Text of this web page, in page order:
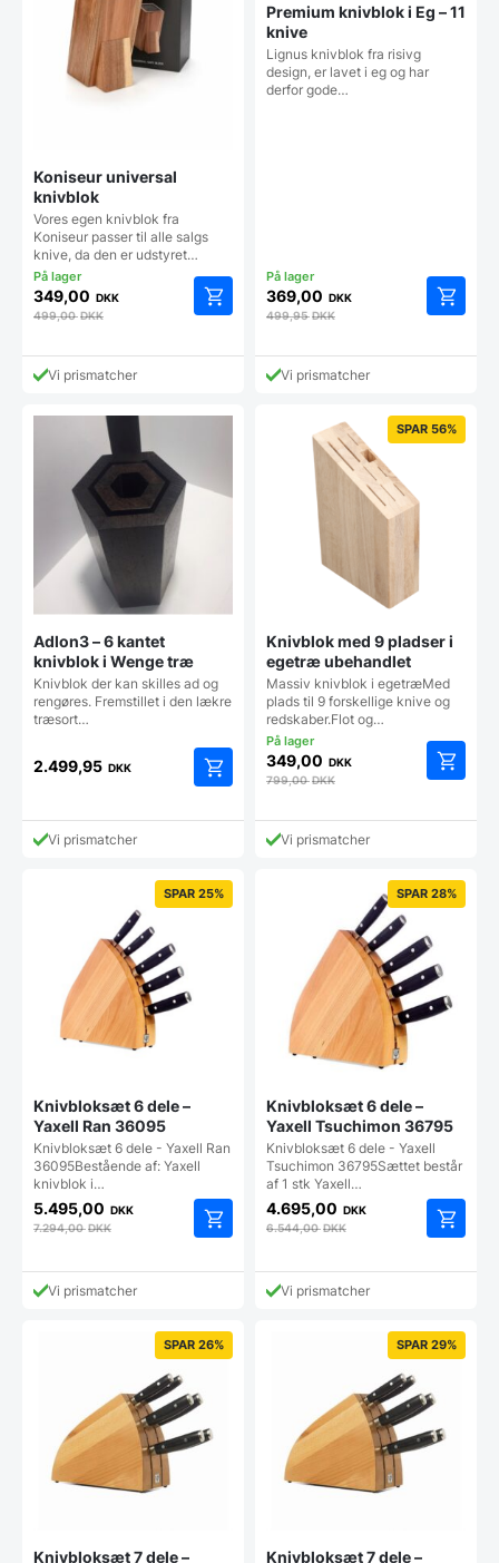
Koniseur universal
knivblok
Vores egen knivblok fra
Koniseur passer til alle salgs
knive, da den er udstyret…
349,00 DKK
499,00DKK
Vi prismatcher
Premium knivblok i Eg – 11
knive
Lignus knivblok fra risivg
design, er lavet i eg og har
derfor gode…
369,00 DKK
499,95DKK
Vi prismatcher
Adlon3 – 6 kantet
knivblok i Wenge træ
Knivblok der kan skilles ad og
rengøres. Fremstillet i den lækre
træsort…
2.499,95 DKK
Vi prismatcher
SPAR 56%
Knivblok med 9 pladser i
egetræ ubehandlet
Massiv knivblok i egetræMed
plads til 9 forskellige knive og
redskaber.Flot og…
349,00 DKK
799,00DKK
Vi prismatcher
SPAR 25%
Knivbloksæt 6 dele –
Yaxell Ran 36095
Knivbloksæt 6 dele - Yaxell Ran
36095Bestående af: Yaxell
knivblok i…
5.495,00 DKK
7.294,00DKK
Vi prismatcher
SPAR 28%
Knivbloksæt 6 dele –
Yaxell Tsuchimon 36795
Knivbloksæt 6 dele - Yaxell
Tsuchimon 36795Sættet består
af 1 stk Yaxell…
4.695,00 DKK
6.544,00DKK
Vi prismatcher
SPAR 26%
Knivbloksæt 7 dele –
SPAR 29%
Knivbloksæt 7 dele –